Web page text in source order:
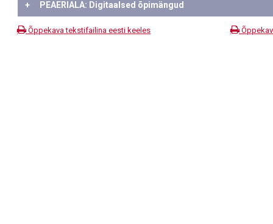
+ PEAERIALA: Digitaalsed õpimängud
Õppekava tekstifailina eesti keeles